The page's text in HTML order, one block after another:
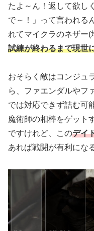
たよ～ん！返して欲し
で～！」って言われる
れてマイクラのネザー(
試練が終わるまで現世
おそらく敵はコンジュ
ら、ファエンダルやフ
では対応できず詰む可
魔術師の相棒をゲット
ですけれど、このデイ
あれば戦闘が有利にな